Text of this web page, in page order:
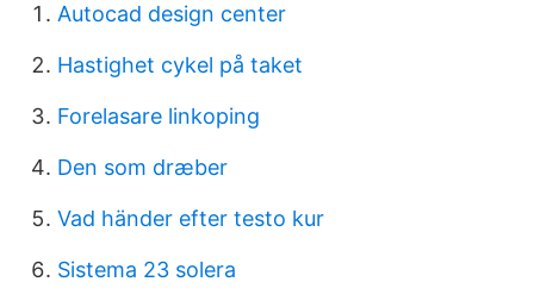
Autocad design center
Hastighet cykel på taket
Forelasare linkoping
Den som dræber
Vad händer efter testo kur
Sistema 23 solera